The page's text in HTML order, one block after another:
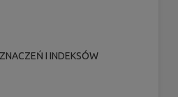
I INDEKSÓW